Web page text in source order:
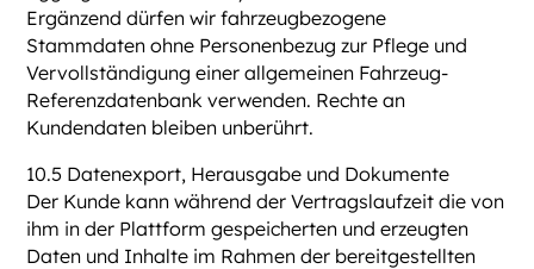
Ergänzend dürfen wir fahrzeugbezogene
Stammdaten ohne Personenbezug zur Pflege und
Vervollständigung einer allgemeinen Fahrzeug-
Referenzdatenbank verwenden. Rechte an
Kundendaten bleiben unberührt.
10.5 Datenexport, Herausgabe und Dokumente
Der Kunde kann während der Vertragslaufzeit die von
ihm in der Plattform gespeicherten und erzeugten
Daten und Inhalte im Rahmen der bereitgestellten